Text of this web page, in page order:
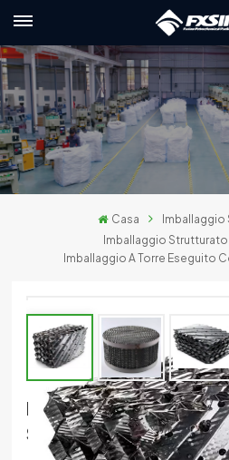
本語
국의
Casa
Imballaggio
Imballaggio A Torre Eseguito
Imballaggio A Torre
Struttura Metallica